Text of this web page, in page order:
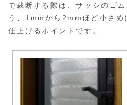
で裁断する際は、サッシのゴ
う、1mmから2mmほど小さめ
仕上げるポイントです。